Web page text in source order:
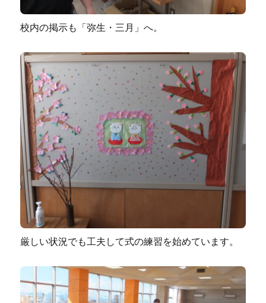
校内の掲示も「弥生・三月」へ。
厳しい状況でも工夫して式の練習を始めています。